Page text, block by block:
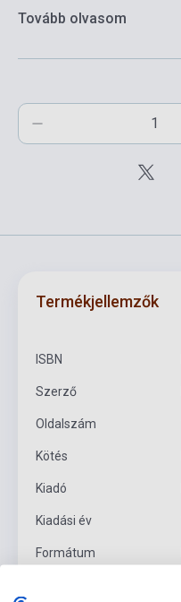
Tovább olvasom
Termékjellemzők
ISBN
Szerző
Oldalszám
Kötés
Kiadó
Kiadási év
Formátum